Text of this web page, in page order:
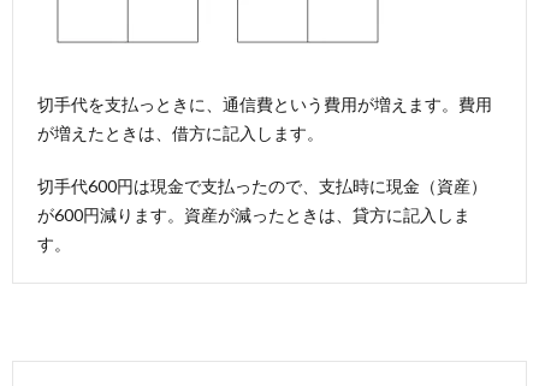
切手代を支払っときに、通信費という費用が増えます。費用
が増えたときは、借方に記入します。
切手代600円は現金で支払ったので、支払時に現金（資産）
が600円減ります。資産が減ったときは、貸方に記入しま
す。